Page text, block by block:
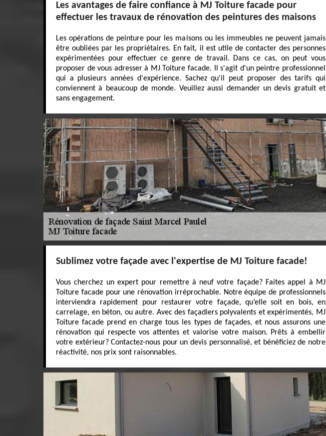
Les avantages de faire confiance à MJ Toiture facade pour
effectuer les travaux de rénovation des peintures des maisons
Les opérations de peinture pour les maisons ou les immeubles ne peuvent jamais
être oubliées par les propriétaires. En fait, il est utile de contacter des personnes
expérimentées pour effectuer ce genre de travail. Dans ce cas, on peut vous
proposer de vous adresser à MJ Toiture facade. Il s'agit d'un peintre professionnel
qui a plusieurs années d'expérience. Sachez qu'il peut proposer des tarifs qui
conviennent à beaucoup de monde. Veuillez aussi demander un devis gratuit et
sans engagement.
Sublimez votre façade avec l'expertise de MJ Toiture facade!
Vous cherchez un expert pour remettre à neuf votre façade? Faites appel à MJ
Toiture facade pour une rénovation irréprochable. Notre équipe de professionnels
interviendra rapidement pour restaurer votre façade, qu’elle soit en bois, en
carrelage, en béton, ou autre. Avec des façadiers polyvalents et expérimentés, MJ
Toiture facade prend en charge tous les types de façades, et nous assurons une
rénovation qui respecte vos attentes et valorise votre maison. Prêts à embellir
votre extérieur? Contactez-nous pour un devis personnalisé, et bénéficiez de notre
réactivité, nos prix sont raisonnables.